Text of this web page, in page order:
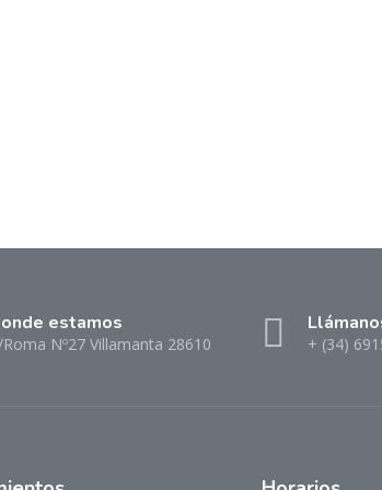
estamos
Roma Nº27 Villamanta 28610 + (34)